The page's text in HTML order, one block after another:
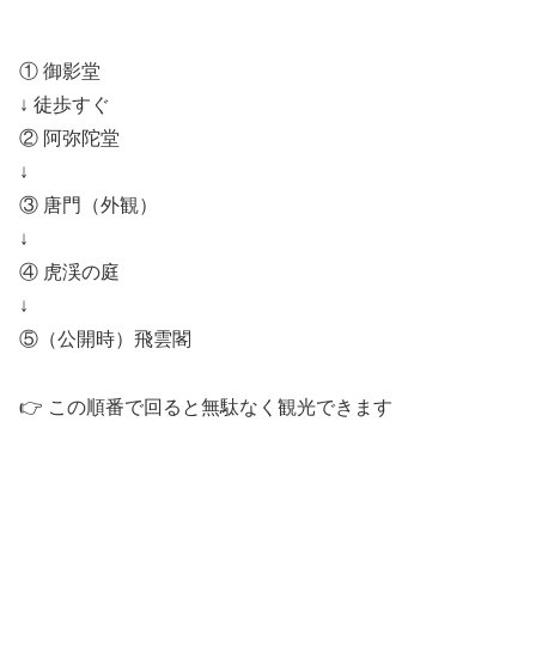
① 御影堂
↓ 徒歩すぐ
② 阿弥陀堂
↓
③ 唐門（外観）
↓
④ 虎渓の庭
↓
⑤（公開時）飛雲閣
👉 この順番で回ると無駄なく観光できます